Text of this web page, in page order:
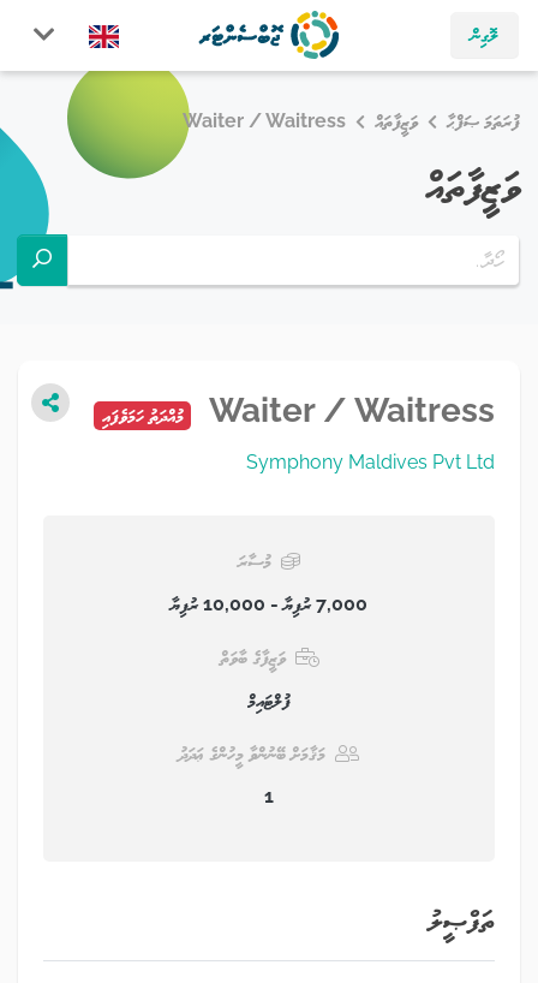
ލޮގިން
ފުރަތަމަ ޞަފްޙާ ވަޒީފާތައް Waiter / Waitress
ވަޒީފާތައް
Waiter / Waitress މުއްދަތު ހަމަވެފައި
Symphony Maldives Pvt Ltd
މުސާރަ
7,000 ރުފިޔާ - 10,000 ރުފިޔާ
ވަޒީފާގެ ބާވަތް
ފުލްޓައިމް
މަޤާމަށް ބޭނުންވާ މީހުންގެ ޢަދަދު
1
ތަފްޞީލު